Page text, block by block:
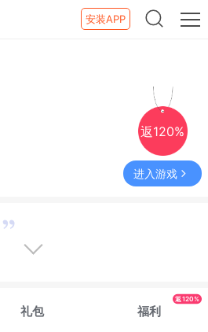
安装APP
返120%
进入游戏
礼包 福利
返120%